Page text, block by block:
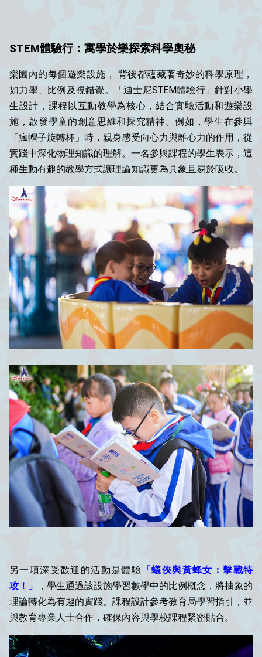
STEM體驗行：寓學於樂探索科學奧秘
樂園內的每個遊樂設施， 背後都蘊藏著奇妙的科學原理，
如力學、比例及視錯覺。「迪士尼STEM體驗行」針對小學
生設計，課程以互動教學為核心，結合實驗活動和遊樂設
施，啟發學童的創意思維和探究精神。例如，學生在參與
「瘋帽子旋轉杯」時，親身感受向心力與離心力的作用，從
實踐中深化物理知識的理解。一名參與課程的學生表示，這
種生動有趣的教學方式讓理論知識更為具象且易於吸收。
另一項深受歡迎的活動是體驗 「蟻俠與黃蜂女：擊戰特
攻！」
，學生通過該設施學習數學中的比例概念，將抽象的
理論轉化為有趣的實踐。課程設計參考教育局學習指引，並
與教育專業人士合作，確保內容與學校課程緊密貼合。